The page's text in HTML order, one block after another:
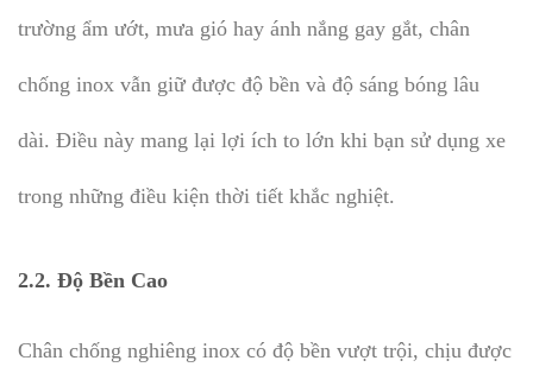
trường ẩm ướt, mưa gió hay ánh nắng gay gắt, chân
chống inox vẫn giữ được độ bền và độ sáng bóng lâu
dài. Điều này mang lại lợi ích to lớn khi bạn sử dụng xe
trong những điều kiện thời tiết khắc nghiệt.
2.2. Độ Bền Cao
Chân chống nghiêng inox có độ bền vượt trội, chịu được